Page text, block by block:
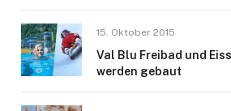
15. Oktober 2015
Val Blu Freibad und
werden gebaut